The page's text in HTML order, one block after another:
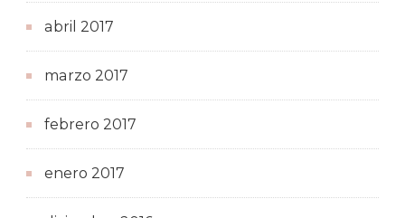
abril 2017
marzo 2017
febrero 2017
enero 2017